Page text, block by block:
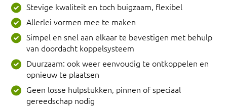
Stevige kwaliteit en toch buigzaam, flexibel
Allerlei vormen mee te maken
Simpel en snel aan elkaar te bevestigen met behulp
van doordacht koppelsysteem
Duurzaam: ook weer eenvoudig te ontkoppelen en
opnieuw te plaatsen
Geen losse hulpstukken, pinnen of speciaal
gereedschap nodig